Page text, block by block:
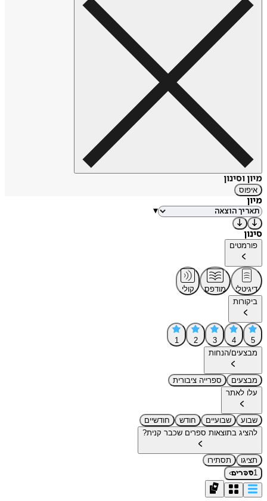
מיון וסינון
איפוס
מיון
▾
סינון
פורמטים
דיגיטלי מודפס
קולי
ביקורות
5
4
3
2
1
מבצעים/הנחות
מבצעים
ספרייה ציבורית
עלו לאתר
שבוע שבועיים חודש
חודשיים
להציג בתוצאות ספרים שכבר קנית?
תציגו
תסתירו
1ספרים›